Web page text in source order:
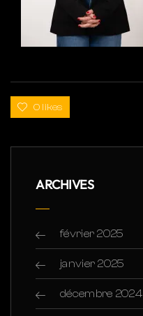
0 likes
ARCHIVES
février 2025
janvier 2025
décembre 2024